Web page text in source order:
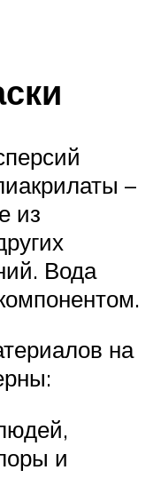
–
из
Вода
на
и